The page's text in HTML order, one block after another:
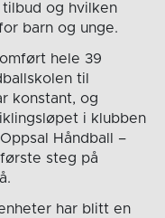
og hvilken
barn og unge.
hele 39
til
konstant, og
i klubben
Håndball –
steg på
har blitt en